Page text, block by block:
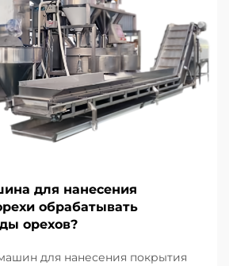
для нанесения
обрабатывать
орехов?
для нанесения покрытия